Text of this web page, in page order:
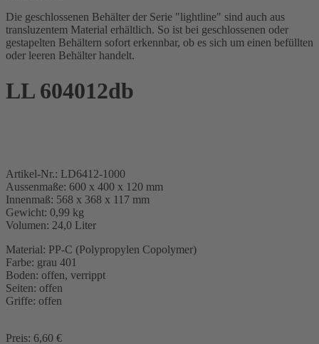
Die geschlossenen Behälter der Serie "lightline" sind auch aus
transluzentem Material erhältlich. So ist bei geschlossenen oder
gestapelten Behältern sofort erkennbar, ob es sich um einen befüllten
oder leeren Behälter handelt.
LL 604012db
Artikel-Nr.: LD6412-1000
Aussenmaße: 600 x 400 x 120 mm
Innenmaß: 568 x 368 x 117 mm
Gewicht: 0,99 kg
Volumen: 24,0 Liter
Material: PP-C (Polypropylen Copolymer)
Farbe: grau 401
Boden: offen, verrippt
Seiten: offen
Griffe: offen
Preis: 6,60 €